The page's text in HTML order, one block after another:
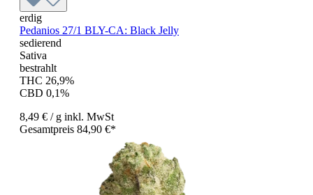
erdig
Pedanios 27/1 BLY-CA: Black Jelly
sedierend
Sativa
bestrahlt
THC 26,9%
CBD 0,1%
8,49 € / g inkl. MwSt
Gesamtpreis 84,90 €*